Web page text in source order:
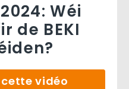
Wéi
de BEKI
vidéo